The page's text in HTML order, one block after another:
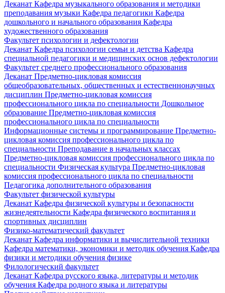
Деканат Кафедра музыкального образования и методики
преподавания музыки Кафедра педагогики Кафедра
дошкольного и начального образования Кафедра
художественного образования
Факультет психологии и дефектологии
Деканат Кафедра психологии семьи и детства Кафедра
специальной педагогики и медицинских основ дефектологии
Факультет среднего профессионального образования
Деканат Предметно-цикловая комиссия
общеобразовательных, общественных и естественнонаучных
дисциплин Предметно-цикловая комиссия
профессионального цикла по специальности Дошкольное
образование Предметно-цикловая комиссия
профессионального цикла по специальности
Информационные системы и программирование Предметно-
цикловая комиссия профессионального цикла по
специальности Преподавание в начальных классах
Предметно-цикловая комиссия профессионального цикла по
специальности Физическая культура Предметно-цикловая
комиссия профессионального цикла по специальности
Педагогика дополнительного образования
Факультет физической культуры
Деканат Кафедра физической культуры и безопасности
жизнедеятельности Кафедра физического воспитания и
спортивных дисциплин
Физико-математический факультет
Деканат Кафедра информатики и вычислительной техники
Кафедра математики, экономики и методик обучения Кафедра
физики и методики обучения физике
Филологический факультет
Деканат Кафедра русского языка, литературы и методик
обучения Кафедра родного языка и литературы